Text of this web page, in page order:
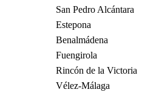
San Pedro Alcántara
Estepona
Benalmádena
Fuengirola
Rincón de la Victoria
Vélez-Málaga